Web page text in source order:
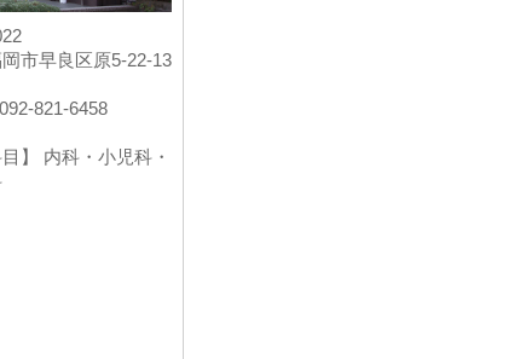
市早良区原5-22-13
821-6458
目】 内科・小児科・